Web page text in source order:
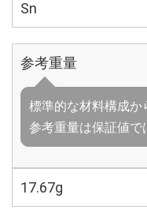
Sn
参考重量
標準的な材料構成か
参考重量は保証値で
17.67g